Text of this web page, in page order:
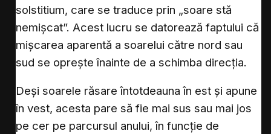
solstitium, care se traduce prin „soare stă
nemișcat”. Acest lucru se datorează faptului că
mișcarea aparentă a soarelui către nord sau
sud se oprește înainte de a schimba direcția.
Deși soarele răsare întotdeauna în est și apune
în vest, acesta pare să fie mai sus sau mai jos
pe cer pe parcursul anului, în funcție de